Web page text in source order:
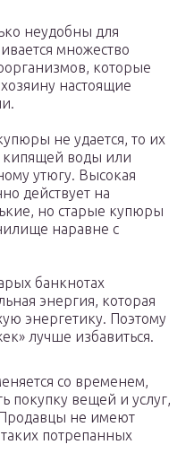
неудобны для
множество
которые
настоящие
не удается, то их
кипящей воды или
утюгу. Высокая
действует на
но старые купюры
наравне с
банкнотах
энергия, которая
энергетику. Поэтому
лучше избавиться.
со временем,
покупку вещей и услуг,
не имеют
потрепанных